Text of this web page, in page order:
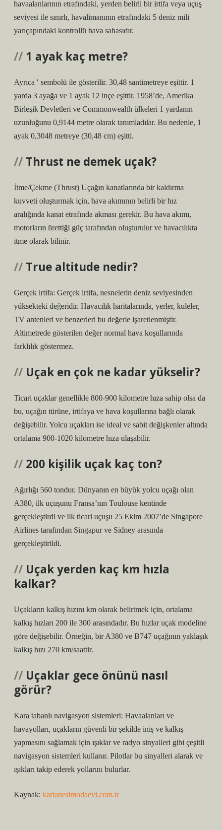
havaalanlarının etrafındaki, yerden belirli bir irtifa veya uçuş
seviyesi ile sınırlı, havalimanının etrafındaki 5 deniz mili
yarıçapındaki kontrollü hava sahasıdır.
1 ayak kaç metre?
Ayrıca ′ sembolü ile gösterilir. 30,48 santimetreye eşittir. 1
yarda 3 ayağa ve 1 ayak 12 inçe eşittir. 1958’de, Amerika
Birleşik Devletleri ve Commonwealth ülkeleri 1 yardanın
uzunluğunu 0,9144 metre olarak tanımladılar. Bu nedenle, 1
ayak 0,3048 metreye (30,48 cm) eşitti.
Thrust ne demek uçak?
İtme/Çekme (Thrust) Uçağın kanatlarında bir kaldırma
kuvveti oluşturmak için, hava akımının belirli bir hız
aralığında kanat etrafında akması gerekir. Bu hava akımı,
motorların ürettiği güç tarafından oluşturulur ve havacılıkta
itme olarak bilinir.
True altitude nedir?
Gerçek irtifa: Gerçek irtifa, nesnelerin deniz seviyesinden
yüksekteki değeridir. Havacılık haritalarında, yerler, kuleler,
TV antenleri ve benzerleri bu değerle işaretlenmiştir.
Altimetrede gösterilen değer normal hava koşullarında
farklılık göstermez.
Uçak en çok ne kadar yükselir?
Ticari uçaklar genellikle 800-900 kilometre hıza sahip olsa da
bu, uçağın türüne, irtifaya ve hava koşullarına bağlı olarak
değişebilir. Yolcu uçakları ise ideal ve sabit değişkenler altında
ortalama 900-1020 kilometre hıza ulaşabilir.
200 kişilik uçak kaç ton?
Ağırlığı 560 tondur. Dünyanın en büyük yolcu uçağı olan
A380, ilk uçuşunu Fransa’nın Toulouse kentinde
gerçekleştirdi ve ilk ticari uçuşu 25 Ekim 2007’de Singapore
Airlines tarafından Singapur ve Sidney arasında
gerçekleştirildi.
Uçak yerden kaç km hızla
kalkar?
Uçakların kalkış hızını km olarak belirtmek için, ortalama
kalkış hızları 200 ile 300 arasındadır. Bu hızlar uçak modeline
göre değişebilir. Örneğin, bir A380 ve B747 uçağının yaklaşık
kalkış hızı 270 km/saattir.
Uçaklar gece önünü nasıl
görür?
Kara tabanlı navigasyon sistemleri: Havaalanları ve
havayolları, uçakların güvenli bir şekilde iniş ve kalkış
yapmasını sağlamak için ışıklar ve radyo sinyalleri gibi çeşitli
navigasyon sistemleri kullanır. Pilotlar bu sinyalleri alarak ve
ışıkları takip ederek yollarını bulurlar.
Kaynak: kartanesimodaevi.com.tr